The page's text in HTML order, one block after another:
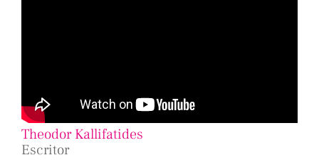
Theodor Kallifatides
Escritor